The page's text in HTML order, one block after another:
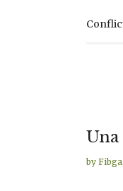
Una
by